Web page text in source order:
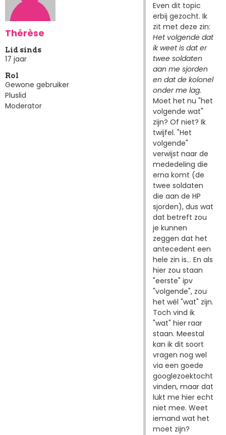
Thérèse
Lid sinds
17 jaar
Rol
Gewone gebruiker
Pluslid
Moderator
Even dit topic
erbij gezocht. Ik
zit met deze zin:
Het volgende dat
ik weet is dat er
twee soldaten
aan me sjorden
en dat de kolonel
onder me lag.
Moet het nu "het
volgende wat"
zijn? Of niet? Ik
twijfel. "Het
volgende"
verwijst naar de
mededeling die
erna komt (de
twee soldaten
die aan de HP
sjorden), dus wat
dat betreft zou
je kunnen
zeggen dat het
antecedent een
hele zin is... En als
hier zou staan
"eerste" ipv
"volgende", zou
het wél "wat" zijn.
Toch vind ik
"wat" hier raar
staan. Meestal
kan ik dit soort
vragen nog wel
via een goede
googlezoektocht
vinden, maar dat
lukt me hier echt
niet mee. Weet
iemand wat het
moet zijn?